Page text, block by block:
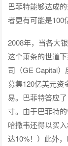
巴菲特能够达成
者更有可能是100
2008年，当各大
这个萧条的世道
司（GE Capital
募集120亿美元资
易。巴菲特答应
寸。由于巴菲特
哈撒韦还得以买
达10%！）此外